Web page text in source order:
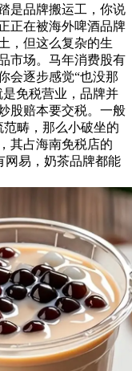
是品牌搬运工，你说
正在被海外啤酒品牌
，但这么复杂的生
市场。马年消费股有
会逐步感觉“也没那
免税营业，品牌并
股赔本要交税。一般
畴，那么小破坐的
其占海南免税店的
网易，奶茶品牌都能